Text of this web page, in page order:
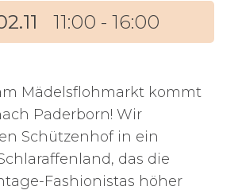
11:00 - 16:00
Mädelsflohmarkt kommt
Paderborn! Wir
Schützenhof in ein
das die
Fashionistas höher